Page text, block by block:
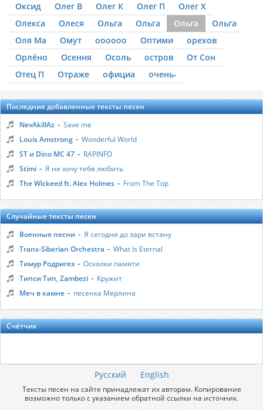
Оксид
Олег В Олег К Олег П
Олег Х
Олекса
Олеся Ольга Ольга Ольга
Ольга
Оля Ма
Омут оооооо Оптими
орехов
Орлёно
Осення Осоль остров
От Сон
Отец П
Отраже официа очень-
Последние добавленные тексты песен
NevAkillAz - Save me
Louis Amstrong - Wonderful World
ST и Dino MC 47 - RAPINFO
Stimi - Я не хочу тебя любить
The Wickeed ft. Alex Holmes - From The Top
Случайные тексты песен
Военные песни - Я сегодня до зари встану
Trans-Siberian Orchestra - What Is Eternal
Тимур Родригез - Осколки памяти
Типси Тип, Zambezi - Кружит
Меч в камне - песенка Мерлина
Счётчик
Русский English
Тексты песен на сайте принадлежат их авторам. Копирование
возможно только с указанием обратной ссылки на источник.